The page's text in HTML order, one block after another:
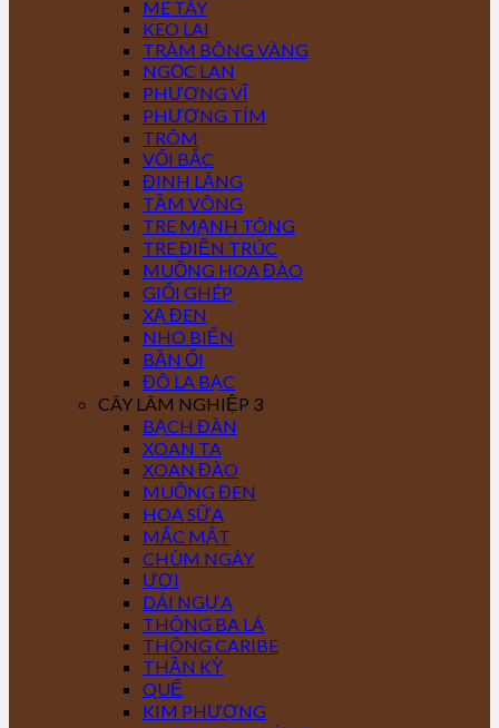
ME TÂY
KEO LAI
TRÀM BÔNG VÀNG
NGỌC LAN
PHƯỢNG VĨ
PHƯỢNG TÍM
TRÔM
VỐI BẮC
ĐINH LĂNG
TẦM VÔNG
TRE MẠNH TÔNG
TRE ĐIỀN TRÚC
MUỒNG HOA ĐÀO
GIỔI GHÉP
XẠ ĐEN
NHO BIỂN
BẦN ỔI
ĐÔ LA BẠC
CÂY LÂM NGHIỆP 3
BẠCH ĐÀN
XOAN TA
XOAN ĐÀO
MUỒNG ĐEN
HOA SỮA
MẮC MẬT
CHÙM NGÂY
ƯƠI
DÁI NGỰA
THÔNG BA LÁ
THÔNG CARIBE
THẦN KỲ
QUẾ
KIM PHƯỢNG